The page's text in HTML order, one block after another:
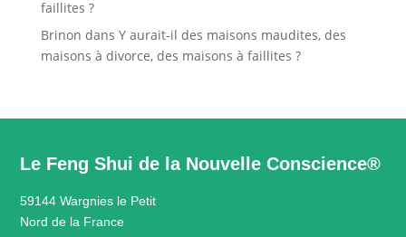
faillites ?
Brinon dans Y aurait-il des maisons maudites, des
maisons à divorce, des maisons à faillites ?
Le Feng Shui de la Nouvelle Conscience®
59144 Wargnies le Petit
Nord de la France